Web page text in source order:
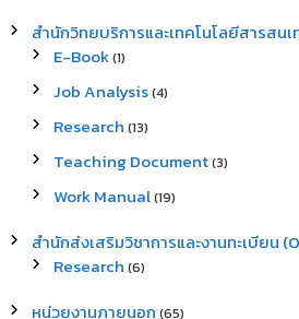
สำนักวิทยบริการและเทคโนโลยีสารสน
E-Book(1)
Job Analysis(4)
Research (13)
Teaching Document(3)
Work Manual(19)
สำนักส่งเสริมวิชาการและงานทะเบียน
Research (6)
หน่วยงานภายนอก (65)